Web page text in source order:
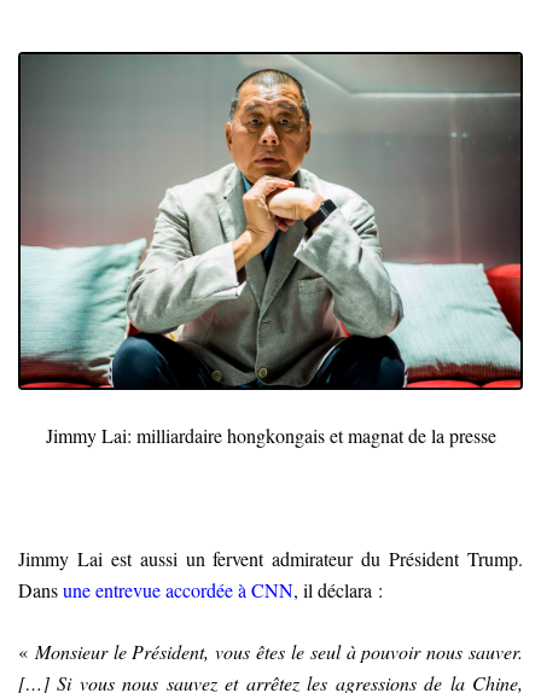
Jimmy Lai: milliardaire hongkongais et magnat de la presse
Jimmy Lai est aussi un fervent admirateur du Président Trump.
Dansune entrevue accordée à CNN, il déclara :
« Monsieur le Président, vous êtes le seul à pouvoir nous sauver.
[…] Si vous nous sauvez et arrêtez les agressions de la Chine,